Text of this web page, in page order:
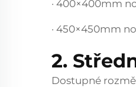
· 400×400mm
· 450×450mm
2.
Dostupné